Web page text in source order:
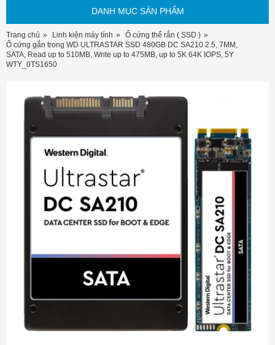
DANH MỤC SẢN PHẨM
Trang chủ Linh kiện máy tính
Ổ cứng thể rắn ( SSD )
Ổ cứng gắn trong WD ULTRASTAR SSD 480GB DC SA210 2.5, 7MM,
SATA, Read up to 510MB, Write up to 475MB, up to 5K 64K IOPS, 5Y
WTY_0TS1650